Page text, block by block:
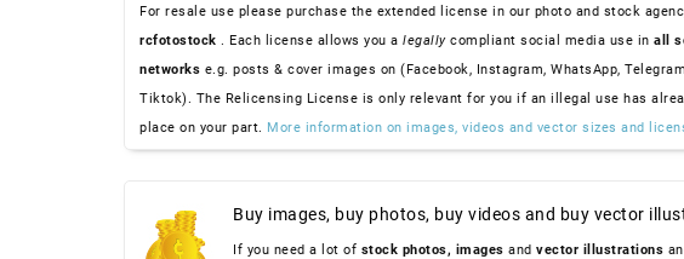
For resale use please purchase the extended license in our photo and stock
rcfotostock . Each license allows you a legallycompliant social media use in all
networks e.g. posts & cover images on (Facebook, Instagram, WhatsApp,
Tiktok). The Relicensing License is only relevant for you if an illegal use has
place on your part. More information on images, videos and vector sizes and
Buy images, buy photos, buy videos and buy vector
If you need a lot of stock photos, images and vector illustrations